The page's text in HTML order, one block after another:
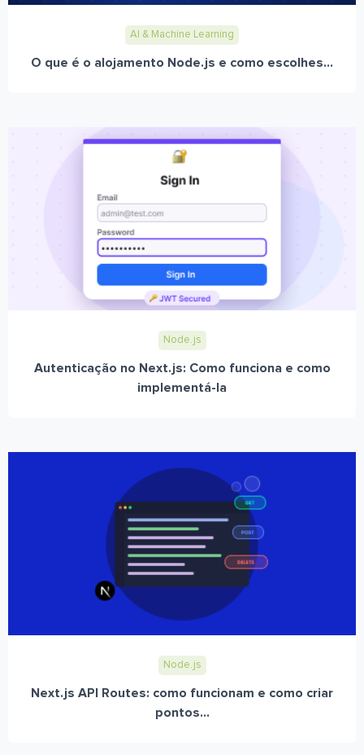
AI & Machine Learning
O que é o alojamento Node.js e como escolhes...
Node.js
Autenticação no Next.js: Como funciona e como
implementá-la
Node.js
Next.js API Routes: como funcionam e como criar
pontos...